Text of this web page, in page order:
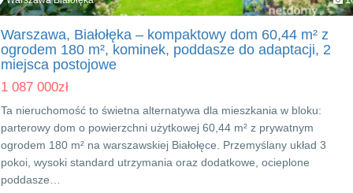
Warszawa, Białołęka – kompaktowy dom 60,44 m² z
ogrodem 180 m², kominek, poddasze do adaptacji, 2
miejsca postojowe
1 087 000zł
Ta nieruchomość to świetna alternatywa dla mieszkania w bloku:
parterowy dom o powierzchni użytkowej 60,44 m² z prywatnym
ogrodem 180 m² na warszawskiej Białołęce. Przemyślany układ 3
pokoi, wysoki standard utrzymania oraz dodatkowe, ocieplone
poddasze…